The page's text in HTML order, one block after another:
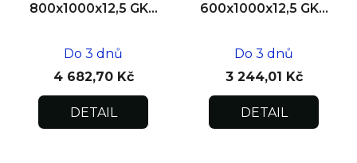
800x1000x12,5 GKB
Do 3 dnů
4 682,70 Kč
DETAIL
600x1000x12,5 GKB
Do 3 dnů
3 244,01 Kč
DETAIL